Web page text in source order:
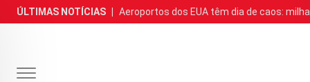
Skip
to
ÚLTIMAS NOTÍCIAS Aeroportos dos EUA têm dia de caos: